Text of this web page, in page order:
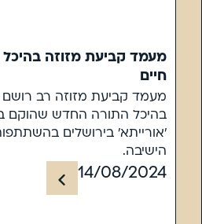
מעמד קביעת מזוזה בהיכל
חיים
מעמד קביעת מזוזה רב רושם
בהיכל התורה החדש שהוקם
'אורייתא' בירושלים
הישיבה.
14/08/2024